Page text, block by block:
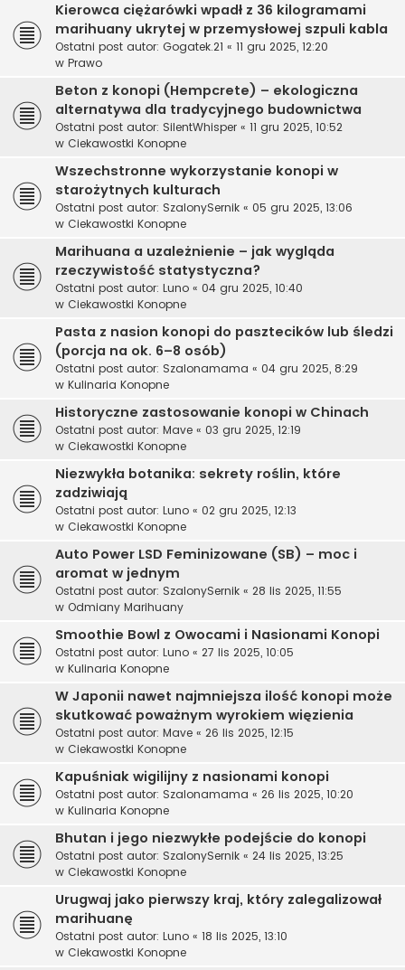
Kierowca ciężarówki wpadł z 36 kilogramami
marihuany ukrytej w przemysłowej szpuli kabla
Ostatni post autor: Gogatek.21 « 11 gru 2025, 12:20
w Prawo
Beton z konopi (Hempcrete) – ekologiczna
alternatywa dla tradycyjnego budownictwa
Ostatni post autor: SilentWhisper « 11 gru 2025, 10:52
w Ciekawostki Konopne
Wszechstronne wykorzystanie konopi w
starożytnych kulturach
Ostatni post autor: SzalonySernik « 05 gru 2025, 13:06
w Ciekawostki Konopne
Marihuana a uzależnienie – jak wygląda
rzeczywistość statystyczna?
Ostatni post autor: Luno « 04 gru 2025, 10:40
w Ciekawostki Konopne
Pasta z nasion konopi do pasztecików lub śledzi
(porcja na ok. 6–8 osób)
Ostatni post autor: Szalonamama « 04 gru 2025, 8:29
w Kulinaria Konopne
Historyczne zastosowanie konopi w Chinach
Ostatni post autor: Mave « 03 gru 2025, 12:19
w Ciekawostki Konopne
Niezwykła botanika: sekrety roślin, które
zadziwiają
Ostatni post autor: Luno « 02 gru 2025, 12:13
w Ciekawostki Konopne
Auto Power LSD Feminizowane (SB) – moc i
aromat w jednym
Ostatni post autor: SzalonySernik « 28 lis 2025, 11:55
w Odmiany Marihuany
Smoothie Bowl z Owocami i Nasionami Konopi
Ostatni post autor: Luno « 27 lis 2025, 10:05
w Kulinaria Konopne
W Japonii nawet najmniejsza ilość konopi może
skutkować poważnym wyrokiem więzienia
Ostatni post autor: Mave « 26 lis 2025, 12:15
w Ciekawostki Konopne
Kapuśniak wigilijny z nasionami konopi
Ostatni post autor: Szalonamama « 26 lis 2025, 10:20
w Kulinaria Konopne
Bhutan i jego niezwykłe podejście do konopi
Ostatni post autor: SzalonySernik « 24 lis 2025, 13:25
w Ciekawostki Konopne
Urugwaj jako pierwszy kraj, który zalegalizował
marihuanę
Ostatni post autor: Luno « 18 lis 2025, 13:10
w Ciekawostki Konopne